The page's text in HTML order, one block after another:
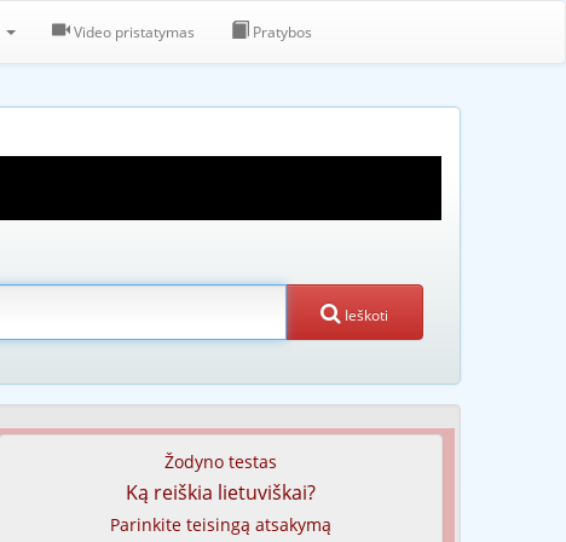
Video pristatymas Pratybos
Ieškoti
Žodyno testas
Ką reiškia lietuviškai?
Parinkite teisingą atsakymą